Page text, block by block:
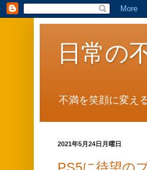
日常の
不満を笑顔に変え
2021年5月24日月曜日